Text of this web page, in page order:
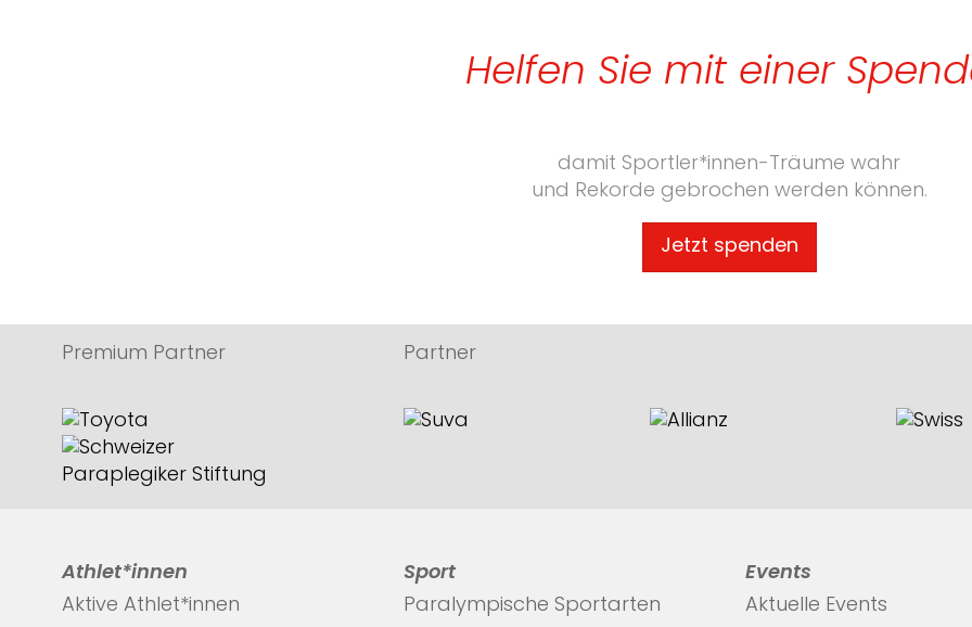
Helfen Sie mit einer
damit Sportler*innen-Träume wahr
und Rekorde gebrochen werden können.
Jetzt spenden
Premium Partner Partner
Athlet*innen
Aktive Athlet*innen
Sport
Paralympische Sportarten
Events
Aktuelle Events